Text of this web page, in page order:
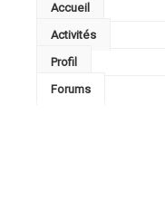
Accueil
Activités
Profil
Forums